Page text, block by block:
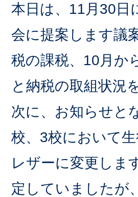
本日は、11月30日
会に提案します議
税の課税、10月か
と納税の取組状況
次に、お知らせと
校、3校において
レザーに変更しま
定していましたが